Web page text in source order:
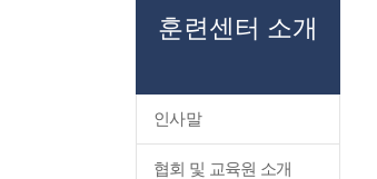
훈련센터 소개
인사말
협회 및 교육원 소개